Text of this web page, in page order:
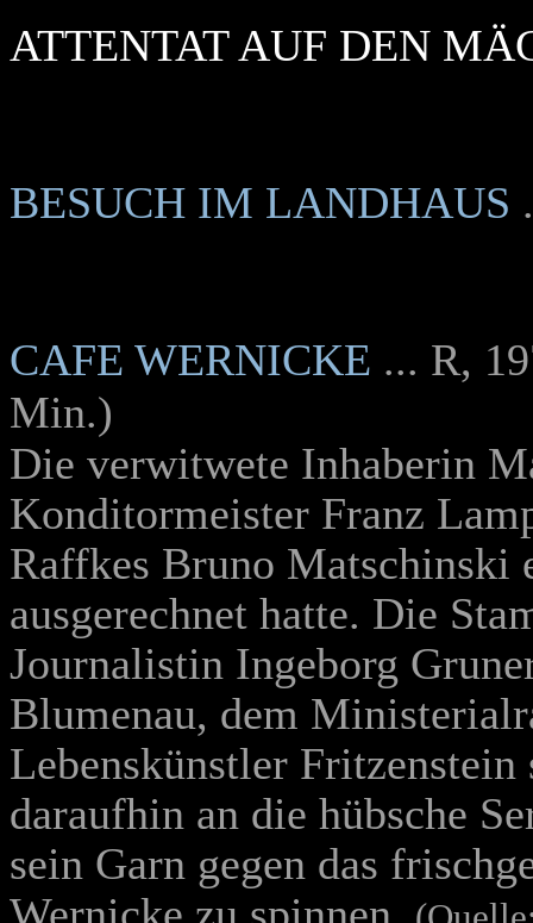
ATTENTAT AUF DEN
BESUCH IM LANDHAUS
CAFE WERNICKE ... R,
Min.)
Die verwitwete Inhaberin
Konditormeister Franz
Raffkes Bruno Matschinski
ausgerechnet hatte. Die
Journalistin Ingeborg
Blumenau, dem
Lebenskünstler
daraufhin an die hübsche
sein Garn gegen das